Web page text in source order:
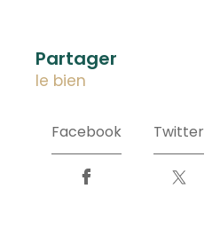
partager
le bien
Facebook Twitter